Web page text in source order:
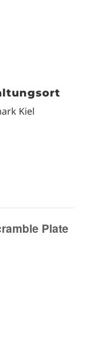
Kiel
Plate